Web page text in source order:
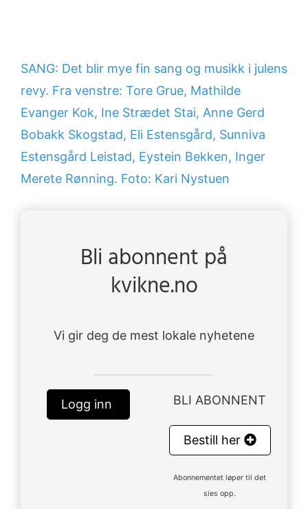
SANG: Det blir mye fin sang og musikk i julens
revy. Fra venstre: Tore Grue, Mathilde
Evanger Kok, Ine Strædet Stai, Anne Gerd
Bobakk Skogstad, Eli Estensgård, Sunniva
Estensgård Leistad, Eystein Bekken, Inger
Merete Rønning. Foto: Kari Nystuen
Bli abonnent på
kvikne.no
Vi gir deg de mest lokale nyhetene
Logg inn BLI ABONNENT
Bestill her
Abonnementet løper til det
sies opp.